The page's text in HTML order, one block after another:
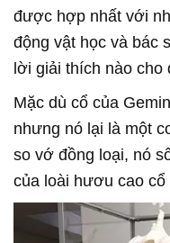
được hợp nhất với
động vật học và bác
lời giải thích nào cho
Mặc dù cổ của
nhưng nó lại là một
so vớ đồng loại, nó
của loài hươu cao cổ